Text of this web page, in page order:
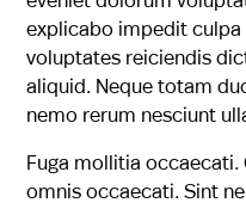
explicabo impedit culpa
voluptates reiciendis
aliquid. Neque totam
nemo rerum nesciunt
Fuga mollitia
omnis occaecati. Sint